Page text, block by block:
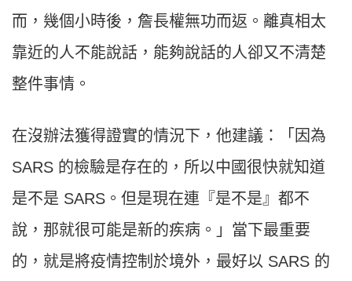
而，幾個小時後，詹長權無功而返。離真相太
靠近的人不能說話，能夠說話的人卻又不清楚
整件事情。
在沒辦法獲得證實的情況下，他建議：「因為
SARS 的檢驗是存在的，所以中國很快就知道
是不是 SARS。但是現在連『是不是』都不
說，那就很可能是新的疾病。」當下最重要
的，就是將疫情控制於境外，最好以 SARS 的